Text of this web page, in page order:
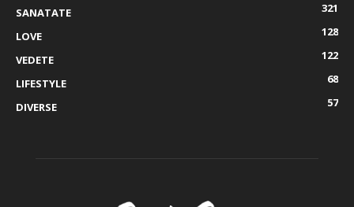
SANATATE
321
LOVE
128
VEDETE
122
LIFESTYLE
68
DIVERSE
57